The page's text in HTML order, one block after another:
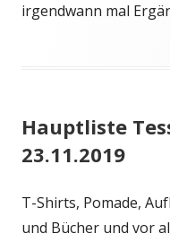
irgendwann mal
Hauptliste
23.11.2019
T-Shirts, Pomade,
und Bücher und vor